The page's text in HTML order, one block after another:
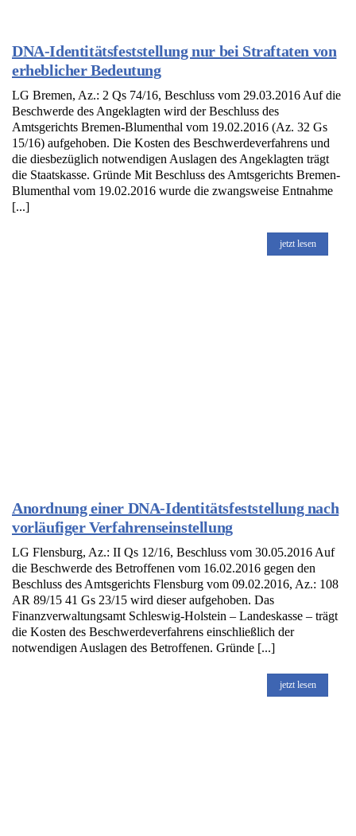
DNA-Identitätsfeststellung nur bei Straftaten von
erheblicher Bedeutung
LG Bremen, Az.: 2 Qs 74/16, Beschluss vom 29.03.2016 Auf die
Beschwerde des Angeklagten wird der Beschluss des
Amtsgerichts Bremen-Blumenthal vom 19.02.2016 (Az. 32 Gs
15/16) aufgehoben. Die Kosten des Beschwerdeverfahrens und
die diesbezüglich notwendigen Auslagen des Angeklagten trägt
die Staatskasse. Gründe Mit Beschluss des Amtsgerichts Bremen-
Blumenthal vom 19.02.2016 wurde die zwangsweise Entnahme
[...]
jetzt lesen
Anordnung einer DNA-Identitätsfeststellung nach
vorläufiger Verfahrenseinstellung
LG Flensburg, Az.: II Qs 12/16, Beschluss vom 30.05.2016 Auf
die Beschwerde des Betroffenen vom 16.02.2016 gegen den
Beschluss des Amtsgerichts Flensburg vom 09.02.2016, Az.: 108
AR 89/15 41 Gs 23/15 wird dieser aufgehoben. Das
Finanzverwaltungsamt Schleswig-Holstein – Landeskasse – trägt
die Kosten des Beschwerdeverfahrens einschließlich der
notwendigen Auslagen des Betroffenen. Gründe [...]
jetzt lesen